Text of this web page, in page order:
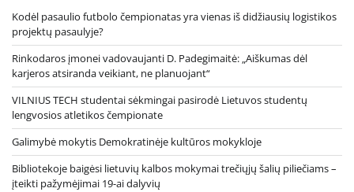
Kodėl pasaulio futbolo čempionatas yra vienas iš didžiausių logistikos
projektų pasaulyje?
Rinkodaros įmonei vadovaujanti D. Padegimaitė: „Aiškumas dėl
karjeros atsiranda veikiant, ne planuojant“
VILNIUS TECH studentai sėkmingai pasirodė Lietuvos studentų
lengvosios atletikos čempionate
Galimybė mokytis Demokratinėje kultūros mokykloje
Bibliotekoje baigėsi lietuvių kalbos mokymai trečiųjų šalių piliečiams –
įteikti pažymėjimai 19-ai dalyvių